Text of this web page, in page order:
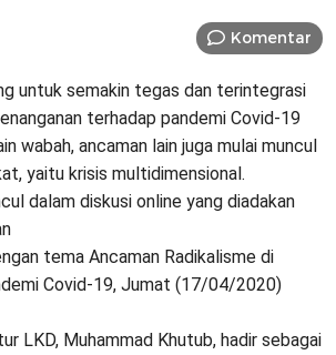
Komentar
untuk semakin tegas dan terintegrasi
terhadap pandemi Covid-19
wabah, ancaman lain juga mulai muncul
yaitu krisis multidimensional.
dalam diskusi online yang diadakan
tema Ancaman Radikalisme di
Covid-19, Jumat (17/04/2020)
LKD, Muhammad Khutub, hadir sebagai